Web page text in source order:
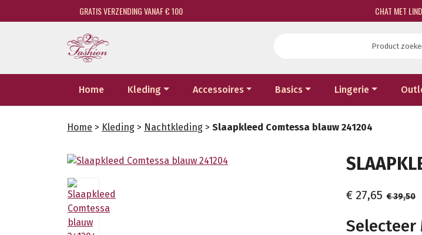
GRATIS VERZENDING VANAF € 100 CHAT MET
Home Kleding Accessoires Basics Lingerie
Home > Kleding > Nachtkleding > Slaapkleed Comtessa blauw 241204
€ 27,65 € 39,50
Selecteer